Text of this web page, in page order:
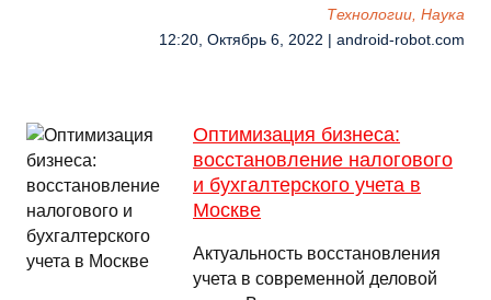
Технологии, Наука
12:20, Октябрь 6, 2022 | android-robot.com
Оптимизация бизнеса:
восстановление налогового
и бухгалтерского учета в
Москве
Актуальность восстановления
учета в современной деловой